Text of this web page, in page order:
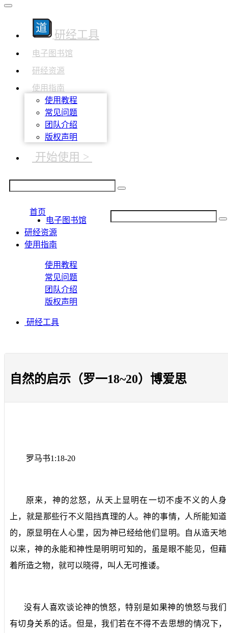
研经工具
电子图书馆
研经资源
使用指南
使用教程
常见问题
团队介绍
版权声明
开始使用 >
首页
电子图书馆
研经资源
使用指南
使用教程
常见问题
团队介绍
版权声明
研经工具
自然的启示（罗一18~20）博爱思
罗马书1:18-20
原来，神的忿怒，从天上显明在一切不虔不义的人身
上，就是那些行不义阻挡真理的人。神的事情，人所能知道
的，原显明在人心里，因为神已经给他们显明。自从造天地
以来，神的永能和神性是明明可知的，虽是眼不能见，但藉
着所造之物，就可以晓得，叫人无可推诿。
没有人喜欢谈论神的愤怒，特别是如果神的愤怒与我们
有切身关系的话。但是，我们若在不得不去思想的情况下，